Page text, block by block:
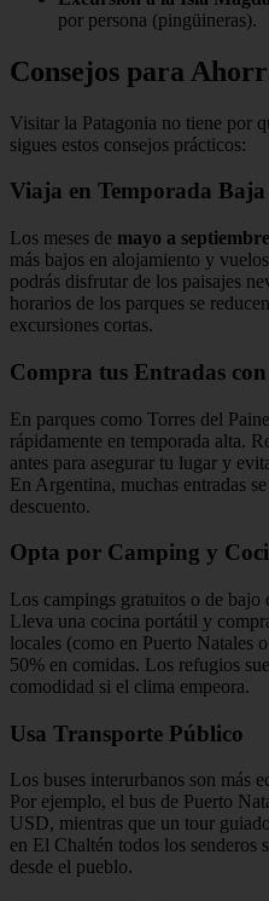
por persona (pingüineras).
Consejos para
Visitar la Patagonia no tiene por
sigues estos consejos prácticos:
Viaja en Temporada Baja
Los meses de mayo a septiembre
más bajos en alojamiento y
podrás disfrutar de los paisajes
horarios de los parques se
excursiones cortas.
Compra tus Entradas
En parques como Torres del
rápidamente en temporada alta.
antes para asegurar tu lugar y
En Argentina, muchas entradas
descuento.
Opta por Camping y
Los campings gratuitos o de bajo
Lleva una cocina portátil y
locales (como en Puerto Natales
50% en comidas. Los refugios
comodidad si el clima empeora.
Usa Transporte Público
Los buses interurbanos son más
Por ejemplo, el bus de Puerto
USD, mientras que un tour
en El Chaltén todos los senderos
desde el pueblo.